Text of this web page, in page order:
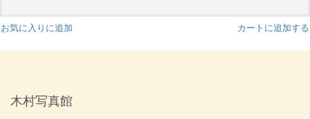
お気に入りに追加 カートに追加する
木村写真館